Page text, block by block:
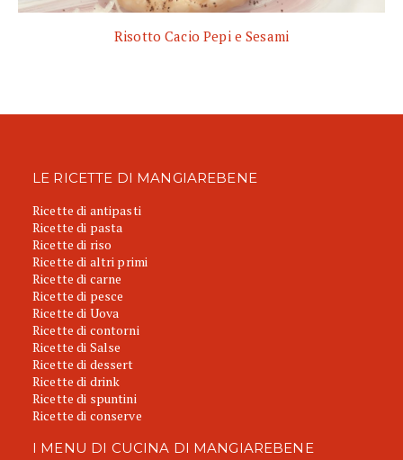
Risotto Cacio Pepi e Sesami
LE RICETTE DI MANGIAREBENE
Ricette di antipasti
Ricette di pasta
Ricette di riso
Ricette di altri primi
Ricette di carne
Ricette di pesce
Ricette di Uova
Ricette di contorni
Ricette di Salse
Ricette di dessert
Ricette di drink
Ricette di spuntini
Ricette di conserve
I MENU DI CUCINA DI MANGIAREBENE